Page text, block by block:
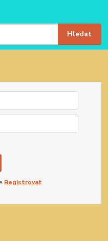
Hledat
Registrovat